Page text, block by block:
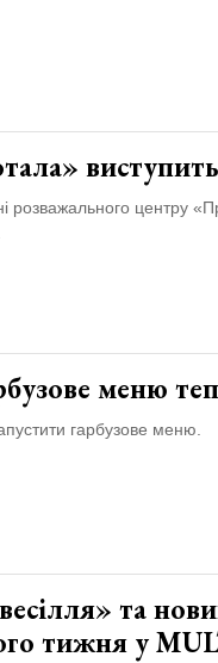
розважального центру
меню
гарбузове меню.
та
тижня у